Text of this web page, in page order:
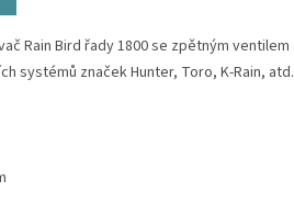
Rain Bird řady 1800 se zpětným ventilem
systémů značek Hunter, Toro, K-Rain, atd.